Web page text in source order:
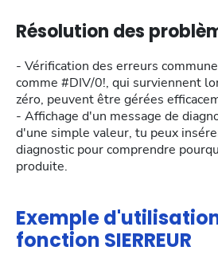
Résolution des
- Vérification des erreurs
comme #DIV/0!, qui surviennent
zéro, peuvent être gérées
- Affichage d'un message de
d'une simple valeur, tu peux
diagnostic pour comprendre
produite.
Exemple
fonction SIERREUR